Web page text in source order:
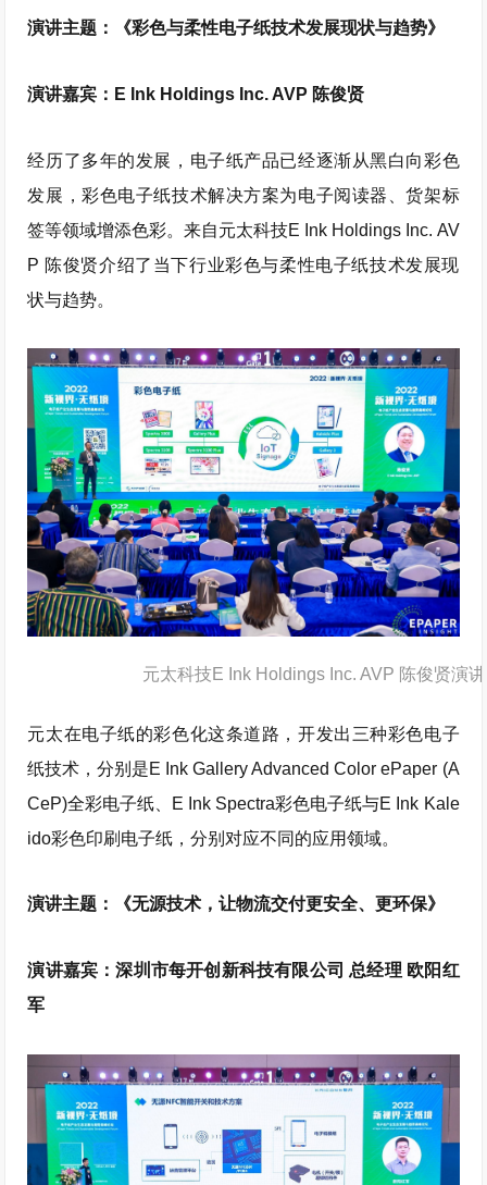
演讲主题：《彩色与柔性电子纸技术发展现状与趋势》
演讲嘉宾：E Ink Holdings Inc. AVP 陈俊贤
经历了多年的发展，电子纸产品已经逐渐从黑白向彩色
发展，彩色电子纸技术解决方案为电子阅读器、货架标
签等领域增添色彩。来自元太科技E Ink Holdings Inc. AV
P 陈俊贤介绍了当下行业彩色与柔性电子纸技术发展现
状与趋势。
元太科技E Ink Holdings Inc. AVP 陈俊贤演讲
元太在电子纸的彩色化这条道路，开发出三种彩色电子
纸技术，分别是E Ink Gallery Advanced Color ePaper (A
CeP)全彩电子纸、E Ink Spectra彩色电子纸与E Ink Kale
ido彩色印刷电子纸，分别对应不同的应用领域。
演讲主题：《无源技术，让物流交付更安全、更环保》
演讲嘉宾：深圳市每开创新科技有限公司 总经理 欧阳红
军